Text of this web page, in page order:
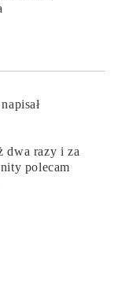
napisał
dwa razy i za
polecam